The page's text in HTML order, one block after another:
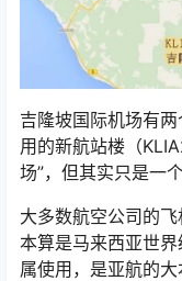
吉隆坡国际机场有
用的新航站楼（
场”，但其实只是一
大多数航空公司的
本算是马来西亚世
属使用，是亚航的